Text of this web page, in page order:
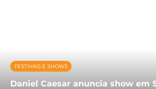
FESTIVAIS E SHOWS
Daniel Caesar anuncia show em